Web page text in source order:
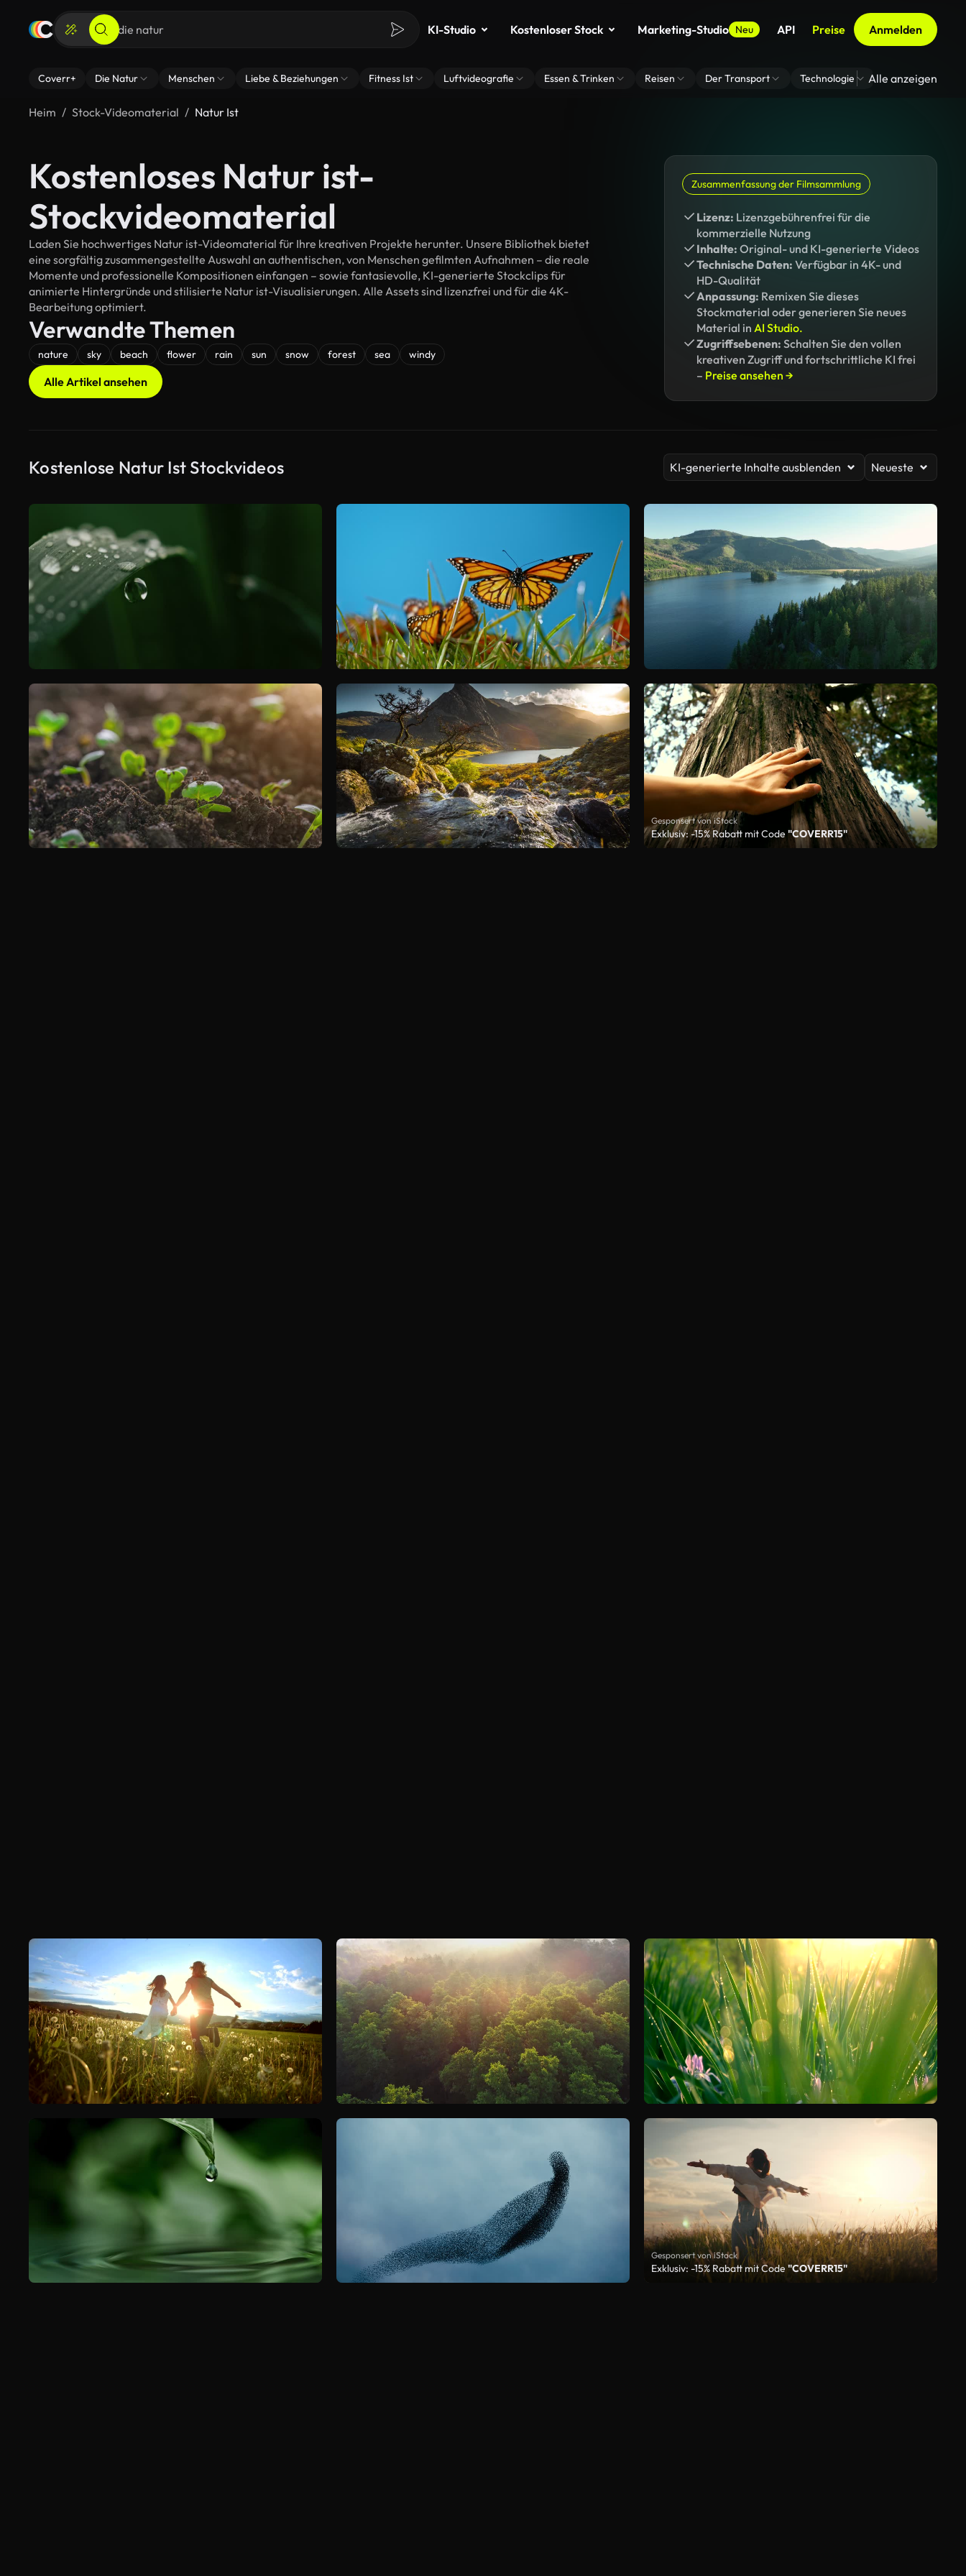
KI-Studio Kostenloser Stock Marketing-Studio Neu API Preise Anmelden
Coverr+ Die Natur Menschen Liebe & Beziehungen Fitness Ist Luftvideografie Essen & Trinken Reisen Der Transport Technologie Zoom Virtuelle
Alle anzeigen
Heim Stock-Videomaterial Natur Ist
Kostenloses Natur ist-
Stockvideomaterial
Laden Sie hochwertiges Natur ist-Videomaterial für Ihre kreativen Projekte herunter. Unsere Bibliothek bietet
eine sorgfältig zusammengestellte Auswahl an authentischen, von Menschen gefilmten Aufnahmen – die reale
Momente und professionelle Kompositionen einfangen – sowie fantasievolle, KI-generierte Stockclips für
animierte Hintergründe und stilisierte Natur ist-Visualisierungen. Alle Assets sind lizenzfrei und für die 4K-
Bearbeitung optimiert.
Verwandte Themen
nature sky beach flower rain sun snow forest sea windy
Alle Artikel ansehen
Zusammenfassung der Filmsammlung
Lizenz: Lizenzgebührenfrei für die
kommerzielle Nutzung
Inhalte: Original- und KI-generierte Videos
Technische Daten: Verfügbar in 4K- und
HD-Qualität
Anpassung: Remixen Sie dieses
Stockmaterial oder generieren Sie neues
Material in AI Studio.
Zugriffsebenen: Schalten Sie den vollen
kreativen Zugriff und fortschrittliche KI frei
– Preise ansehen →
Kostenlose Natur Ist Stockvideos KI-generierte Inhalte ausblenden Neueste
Gesponsert von iStock
Exklusiv: -15% Rabatt mit Code "COVERR15"
Gesponsert von iStock
Exklusiv: -15% Rabatt mit Code "COVERR15"